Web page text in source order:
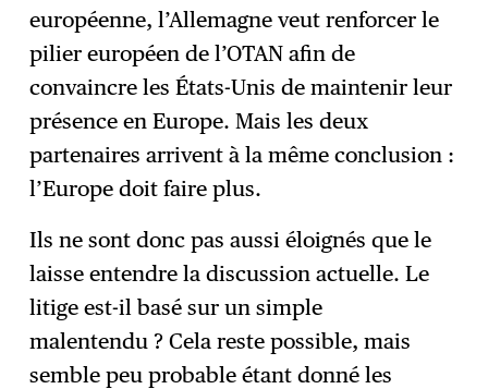
européenne, l’Allemagne veut renforcer le
pilier européen de l’OTAN afin de
convaincre les États-Unis de maintenir leur
présence en Europe. Mais les deux
partenaires arrivent à la même conclusion :
l’Europe doit faire plus.
Ils ne sont donc pas aussi éloignés que le
laisse entendre la discussion actuelle. Le
litige est-il basé sur un simple
malentendu ? Cela reste possible, mais
semble peu probable étant donné les